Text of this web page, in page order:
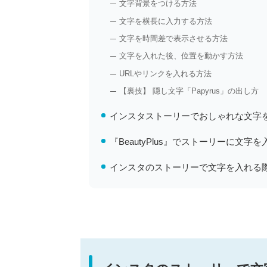
文字背景をつける方法
文字を横長に入力する方法
文字を時間差で表示させる方法
文字を入れた後、位置を動かす方法
URLやリンクを入れる方法
【裏技】 隠し文字「Papyrus」の出し方
インスタストーリーでおしゃれな文字
『BeautyPlus』でストーリーに文字を
インスタのストーリーで文字を入れる